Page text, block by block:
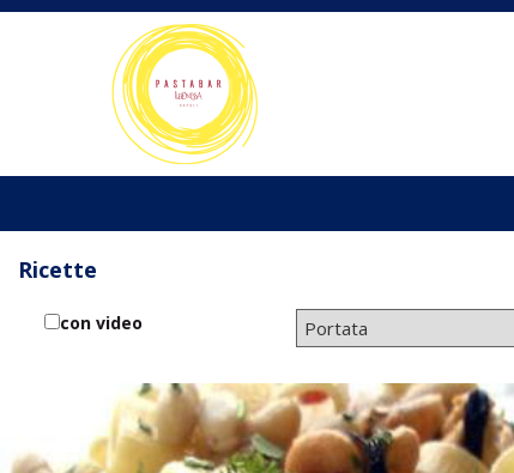
Ricette
con video